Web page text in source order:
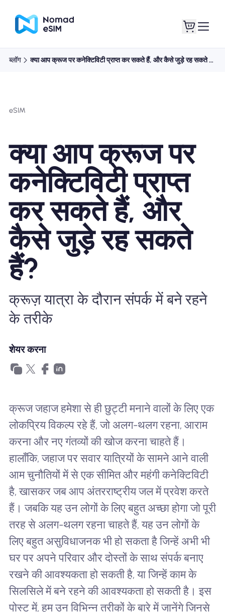
ई-सिम के बारे में
खानाबदोश eSIM क्यों
eSIM का उपयोग करना
व्यापार के लिए
ब्लॉग क्या आप क्रूज पर कनेक्टिविटी प्राप्त कर सकते हैं, और कैसे जुड़े रह सकते हैं?
eSIM
क्या आप क्रूज पर
कनेक्टिविटी प्राप्त
कर सकते हैं, और
कैसे जुड़े रह सकते
हैं?
क्रूज़ यात्रा के दौरान संपर्क में बने रहने
के तरीके
शेयर करना
क्रूज जहाज हमेशा से ही छुट्टी मनाने वालों के लिए एक
लोकप्रिय विकल्प रहे हैं, जो अलग-थलग रहना, आराम
करना और नए गंतव्यों की खोज करना चाहते हैं।
हालाँकि, जहाज पर सवार यात्रियों के सामने आने वाली
आम चुनौतियों में से एक सीमित और महंगी कनेक्टिविटी
है, खासकर जब आप अंतरराष्ट्रीय जल में प्रवेश करते
हैं। जबकि यह उन लोगों के लिए बहुत अच्छा होगा जो पूरी
तरह से अलग-थलग रहना चाहते हैं, यह उन लोगों के
लिए बहुत असुविधाजनक भी हो सकता है जिन्हें अभी भी
घर पर अपने परिवार और दोस्तों के साथ संपर्क बनाए
रखने की आवश्यकता हो सकती है, या जिन्हें काम के
सिलसिले में बने रहने की आवश्यकता हो सकती है। इस
पोस्ट में, हम उन विभिन्न तरीकों के बारे में जानेंगे जिनसे